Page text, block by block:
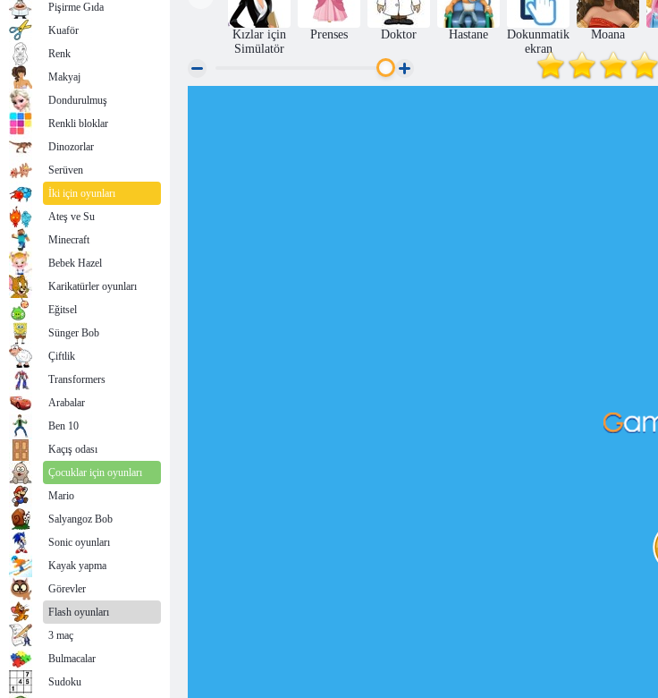
Moana Noel
Kazak
Moana Boyama
Kitabı
Kızlar için
Simülatör
Prenses Doktor Hastane
Dokunmatik
ekran
Moana
Pişirme Gıda
Kuaför
Renk
Makyaj
Dondurulmuş
Renkli bloklar
Dinozorlar
Serüven
İki için oyunları
Ateş ve Su
Minecraft
Bebek Hazel
Karikatürler oyunları
Eğitsel
Sünger Bob
Çiftlik
Transformers
Arabalar
Ben 10
Kaçış odası
Çocuklar için oyunları
Mario
Salyangoz Bob
Sonic oyunları
Kayak yapma
Görevler
Flash oyunları
3 maç
Bulmacalar
Sudoku